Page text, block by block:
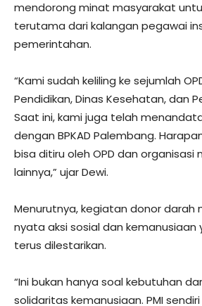
mendorong minat masyarakat
terutama dari kalangan pegawai
pemerintahan.
“Kami sudah keliling ke sejumlah
Pendidikan, Dinas Kesehatan, dan
Saat ini, kami juga telah
dengan BPKAD Palembang.
bisa ditiru oleh OPD dan organisasi
lainnya,” ujar Dewi.
Menurutnya, kegiatan donor darah
nyata aksi sosial dan
terus dilestarikan.
“Ini bukan hanya soal kebutuhan
solidaritas kemanusiaan. PMI